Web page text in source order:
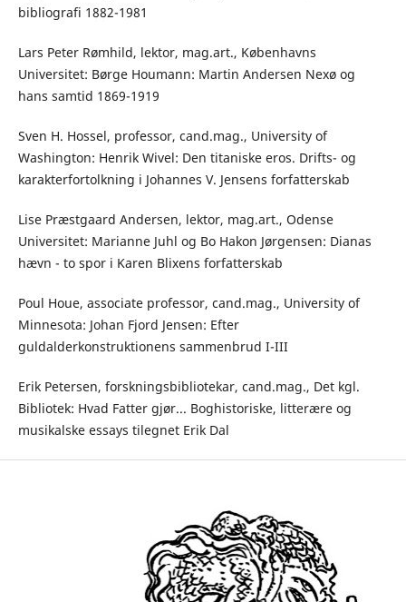
bibliografi 1882-1981
Lars Peter Rømhild, lektor, mag.art., Københavns
Universitet: Børge Houmann: Martin Andersen Nexø og
hans samtid 1869-1919
Sven H. Hossel, professor, cand.mag., University of
Washington: Henrik Wivel: Den titaniske eros. Drifts- og
karakterfortolkning i Johannes V. Jensens forfatterskab
Lise Præstgaard Andersen, lektor, mag.art., Odense
Universitet: Marianne Juhl og Bo Hakon Jørgensen: Dianas
hævn - to spor i Karen Blixens forfatterskab
Poul Houe, associate professor, cand.mag., University of
Minnesota: Johan Fjord Jensen: Efter
guldalderkonstruktionens sammenbrud I-III
Erik Petersen, forskningsbibliotekar, cand.mag., Det kgl.
Bibliotek: Hvad Fatter gjør... Boghistoriske, litterære og
musikalske essays tilegnet Erik Dal